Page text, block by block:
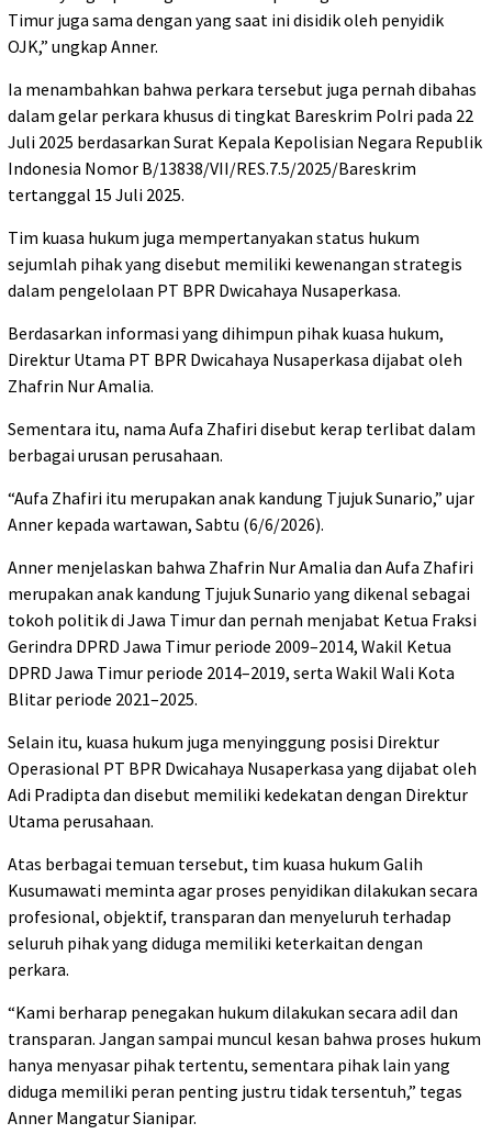
Timur juga sama dengan yang saat ini disidik oleh penyidik
OJK,” ungkap Anner.
Ia menambahkan bahwa perkara tersebut juga pernah dibahas
dalam gelar perkara khusus di tingkat Bareskrim Polri pada 22
Juli 2025 berdasarkan Surat Kepala Kepolisian Negara Republik
Indonesia Nomor B/13838/VII/RES.7.5/2025/Bareskrim
tertanggal 15 Juli 2025.
Tim kuasa hukum juga mempertanyakan status hukum
sejumlah pihak yang disebut memiliki kewenangan strategis
dalam pengelolaan PT BPR Dwicahaya Nusaperkasa.
Berdasarkan informasi yang dihimpun pihak kuasa hukum,
Direktur Utama PT BPR Dwicahaya Nusaperkasa dijabat oleh
Zhafrin Nur Amalia.
Sementara itu, nama Aufa Zhafiri disebut kerap terlibat dalam
berbagai urusan perusahaan.
“Aufa Zhafiri itu merupakan anak kandung Tjujuk Sunario,” ujar
Anner kepada wartawan, Sabtu (6/6/2026).
Anner menjelaskan bahwa Zhafrin Nur Amalia dan Aufa Zhafiri
merupakan anak kandung Tjujuk Sunario yang dikenal sebagai
tokoh politik di Jawa Timur dan pernah menjabat Ketua Fraksi
Gerindra DPRD Jawa Timur periode 2009–2014, Wakil Ketua
DPRD Jawa Timur periode 2014–2019, serta Wakil Wali Kota
Blitar periode 2021–2025.
Selain itu, kuasa hukum juga menyinggung posisi Direktur
Operasional PT BPR Dwicahaya Nusaperkasa yang dijabat oleh
Adi Pradipta dan disebut memiliki kedekatan dengan Direktur
Utama perusahaan.
Atas berbagai temuan tersebut, tim kuasa hukum Galih
Kusumawati meminta agar proses penyidikan dilakukan secara
profesional, objektif, transparan dan menyeluruh terhadap
seluruh pihak yang diduga memiliki keterkaitan dengan
perkara.
“Kami berharap penegakan hukum dilakukan secara adil dan
transparan. Jangan sampai muncul kesan bahwa proses hukum
hanya menyasar pihak tertentu, sementara pihak lain yang
diduga memiliki peran penting justru tidak tersentuh,” tegas
Anner Mangatur Sianipar.